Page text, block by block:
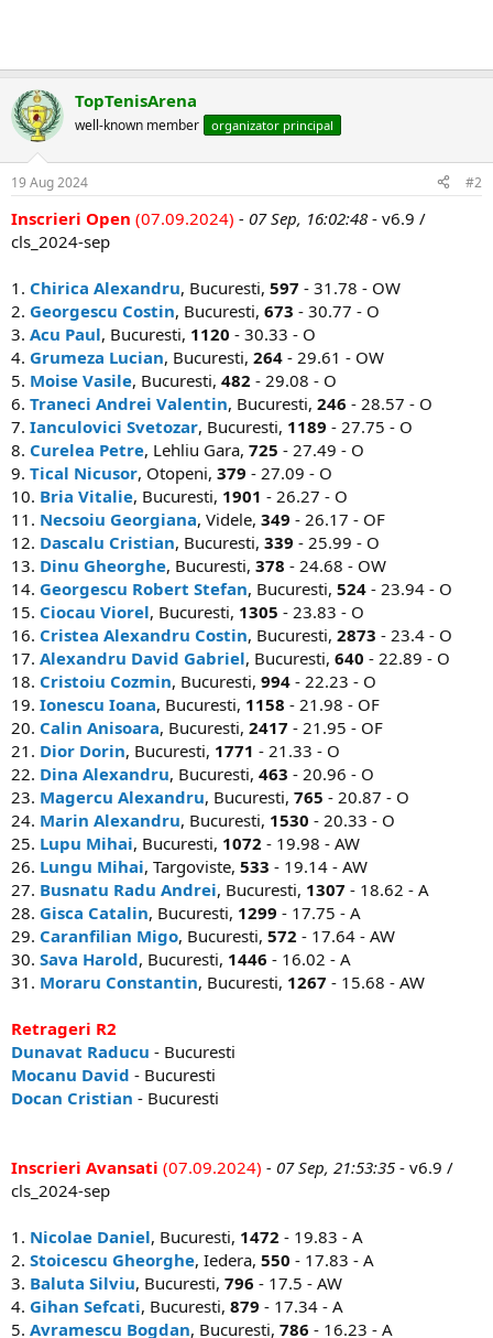
TopTenisArena
well-known member organizator principal
19 Aug 2024 #2
Inscrieri Open (07.09.2024) - 07 Sep, 16:02:48 - v6.9 /
cls_2024-sep
1. Chirica Alexandru, Bucuresti, 597 - 31.78 - OW
2. Georgescu Costin, Bucuresti, 673 - 30.77 - O
3. Acu Paul, Bucuresti, 1120 - 30.33 - O
4. Grumeza Lucian, Bucuresti, 264 - 29.61 - OW
5. Moise Vasile, Bucuresti, 482 - 29.08 - O
6. Traneci Andrei Valentin, Bucuresti, 246 - 28.57 - O
7. Ianculovici Svetozar, Bucuresti, 1189 - 27.75 - O
8. Curelea Petre, Lehliu Gara, 725 - 27.49 - O
9. Tical Nicusor, Otopeni, 379 - 27.09 - O
10. Bria Vitalie, Bucuresti, 1901 - 26.27 - O
11. Necsoiu Georgiana, Videle, 349 - 26.17 - OF
12. Dascalu Cristian, Bucuresti, 339 - 25.99 - O
13. Dinu Gheorghe, Bucuresti, 378 - 24.68 - OW
14. Georgescu Robert Stefan, Bucuresti, 524 - 23.94 - O
15. Ciocau Viorel, Bucuresti, 1305 - 23.83 - O
16. Cristea Alexandru Costin, Bucuresti, 2873 - 23.4 - O
17. Alexandru David Gabriel, Bucuresti, 640 - 22.89 - O
18. Cristoiu Cozmin, Bucuresti, 994 - 22.23 - O
19. Ionescu Ioana, Bucuresti, 1158 - 21.98 - OF
20. Calin Anisoara, Bucuresti, 2417 - 21.95 - OF
21. Dior Dorin, Bucuresti, 1771 - 21.33 - O
22. Dina Alexandru, Bucuresti, 463 - 20.96 - O
23. Magercu Alexandru, Bucuresti, 765 - 20.87 - O
24. Marin Alexandru, Bucuresti, 1530 - 20.33 - O
25. Lupu Mihai, Bucuresti, 1072 - 19.98 - AW
26. Lungu Mihai, Targoviste, 533 - 19.14 - AW
27. Busnatu Radu Andrei, Bucuresti, 1307 - 18.62 - A
28. Gisca Catalin, Bucuresti, 1299 - 17.75 - A
29. Caranfilian Migo, Bucuresti, 572 - 17.64 - AW
30. Sava Harold, Bucuresti, 1446 - 16.02 - A
31. Moraru Constantin, Bucuresti, 1267 - 15.68 - AW
Retrageri R2
Dunavat Raducu - Bucuresti
Mocanu David - Bucuresti
Docan Cristian - Bucuresti
Inscrieri Avansati (07.09.2024) - 07 Sep, 21:53:35 - v6.9 /
cls_2024-sep
1. Nicolae Daniel, Bucuresti, 1472 - 19.83 - A
2. Stoicescu Gheorghe, Iedera, 550 - 17.83 - A
3. Baluta Silviu, Bucuresti, 796 - 17.5 - AW
4. Gihan Sefcati, Bucuresti, 879 - 17.34 - A
5. Avramescu Bogdan, Bucuresti, 786 - 16.23 - A